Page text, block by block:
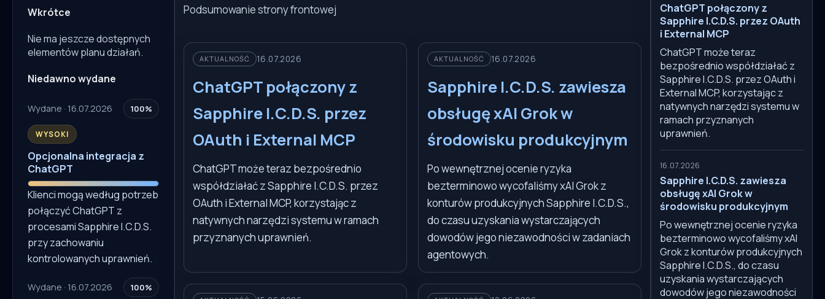
Wkrótce
Nie ma jeszcze dostępnych
elementów planu działań.
Niedawno wydane
Wydane · 16.07.2026 100%
WYSOKI
Opcjonalna integracja z
ChatGPT
Klienci mogą według potrzeb
połączyć ChatGPT z
procesami Sapphire I.C.D.S.
przy zachowaniu
kontrolowanych uprawnień.
Wydane · 16.07.2026 100%
Podsumowanie strony frontowej
AKTUALNOŚĆ 16.07.2026
ChatGPT połączony z
Sapphire I.C.D.S. przez
OAuth i External MCP
ChatGPT może teraz bezpośrednio
współdziałać z Sapphire I.C.D.S. przez
OAuth i External MCP, korzystając z
natywnych narzędzi systemu w ramach
przyznanych uprawnień.
AKTUALNOŚĆ 16.07.2026
Sapphire I.C.D.S. zawiesza
obsługę xAI Grok w
środowisku produkcyjnym
Po wewnętrznej ocenie ryzyka
bezterminowo wycofaliśmy xAI Grok z
konturów produkcyjnych Sapphire I.C.D.S.,
do czasu uzyskania wystarczających
dowodów jego niezawodności w zadaniach
agentowych.
ChatGPT połączony z
Sapphire I.C.D.S. przez OAuth
i External MCP
ChatGPT może teraz
bezpośrednio współdziałać z
Sapphire I.C.D.S. przez OAuth i
External MCP, korzystając z
natywnych narzędzi systemu w
ramach przyznanych
uprawnień.
16.07.2026
Sapphire I.C.D.S. zawiesza
obsługę xAI Grok w
środowisku produkcyjnym
Po wewnętrznej ocenie ryzyka
bezterminowo wycofaliśmy xAI
Grok z konturów produkcyjnych
Sapphire I.C.D.S., do czasu
uzyskania wystarczających
dowodów jego niezawodności